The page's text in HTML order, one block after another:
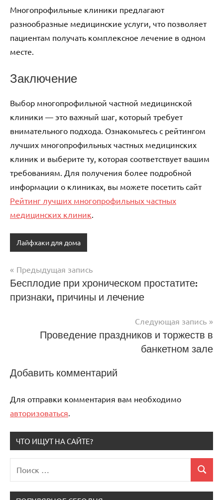
Многопрофильные клиники предлагают
разнообразные медицинские услуги, что позволяет
пациентам получать комплексное лечение в одном
месте.
Заключение
Выбор многопрофильной частной медицинской
клиники — это важный шаг, который требует
внимательного подхода. Ознакомьтесь с рейтингом
лучших многопрофильных частных медицинских
клиник и выберите ту, которая соответствует вашим
требованиям. Для получения более подробной
информации о клиниках, вы можете посетить сайт
Рейтинг лучших многопрофильных частных
медицинских клиник
Лайфхаки для дома
Навигация
по
Предыдущая запись
Бесплодие при хроническом простатите:
признаки, причины и лечение
Следующая запись
Проведение праздников и торжеств в
банкетном зале
Добавить комментарий
Для отправки комментария вам необходимо
авторизоваться
ЧТО ИЩУТ НА САЙТЕ?
для:
Поиск